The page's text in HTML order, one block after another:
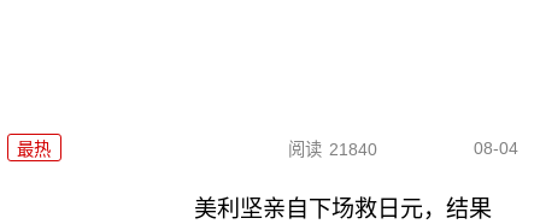
最热 阅读 21840 08-04
美利坚亲自下场救日元，结果